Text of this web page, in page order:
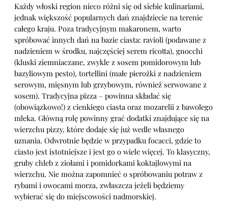
Każdy włoski region nieco różni się od siebie kulinariami,
jednak większość popularnych dań znajdziecie na terenie
całego kraju. Poza tradycyjnym makaronem, warto
spróbować innych dań na bazie ciasta: ravioli (podawane z
nadzieniem w środku, najczęściej serem ricotta), gnocchi
(kluski ziemniaczane, zwykle z sosem pomidorowym lub
bazyliowym pesto), tortellini (małe pierożki z nadzieniem
serowym, mięsnym lub grzybowym, również serwowane z
sosem). Tradycyjna pizza – powinna składać się
(obowiązkowo!) z cienkiego ciasta oraz mozarelii z bawolego
mleka. Główną rolę powinny grać dodatki znajdujące się na
wierzchu pizzy, które dodaje się już wedle własnego
uznania. Odwrotnie będzie w przypadku focacci, gdzie to
ciasto jest istotniejsze i jest go o wiele więcej. To klasyczny,
gruby chleb z ziołami i pomidorkami koktajlowymi na
wierzchu. Nie można zapomnieć o spróbowaniu potraw z
rybami i owocami morza, zwłaszcza jeżeli będziemy
wybierać się do miejscowości nadmorskiej.